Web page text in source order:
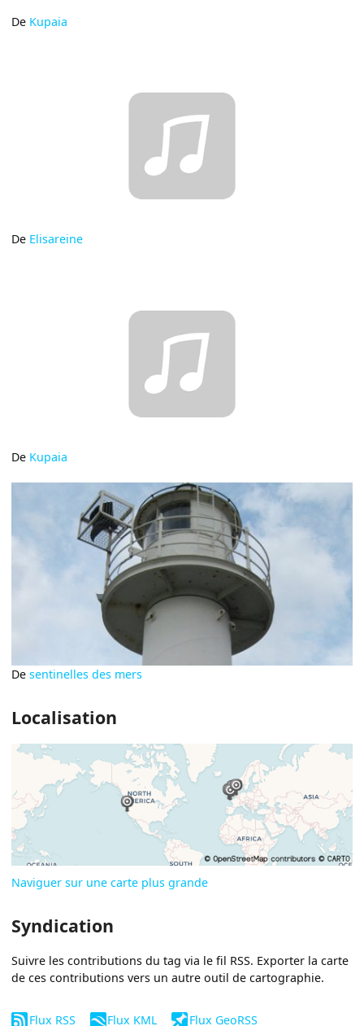
De Kupaia
De Elisareine
De Kupaia
Desentinelles des mers
Localisation
Naviguer sur une carte plus grande
Syndication
Suivre les contributions du tag via le fil RSS. Exporter la carte
de ces contributions vers un autre outil de cartographie.
Flux RSS Flux KML Flux GeoRSS